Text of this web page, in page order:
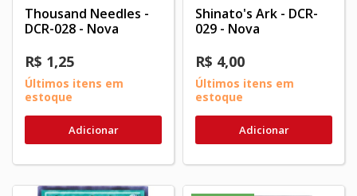
Thousand Needles -
DCR-028 - Nova
R$ 1,25
Últimos itens em
estoque
Adicionar
Shinato's Ark - DCR-
029 - Nova
R$ 4,00
Últimos itens em
estoque
Adicionar